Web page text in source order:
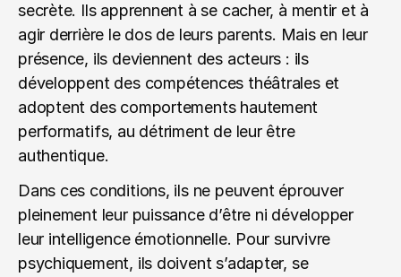
secrète. Ils apprennent à se cacher, à mentir et à
agir derrière le dos de leurs parents. Mais en leur
présence, ils deviennent des acteurs : ils
développent des compétences théâtrales et
adoptent des comportements hautement
performatifs, au détriment de leur être
authentique.
Dans ces conditions, ils ne peuvent éprouver
pleinement leur puissance d’être ni développer
leur intelligence émotionnelle. Pour survivre
psychiquement, ils doivent s’adapter, se